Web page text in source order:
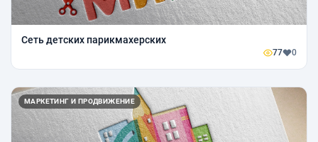
Сеть детских парикмахерских
77 0
МАРКЕТИНГ И ПРОДВИЖЕНИЕ